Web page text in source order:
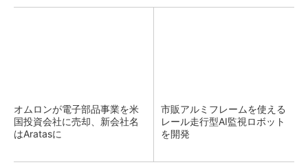
オムロンが電子部品事業を米
国投資会社に売却、新会社名
はAratasに
市販アルミフレームを使える
レール走行型AI監視ロボット
を開発